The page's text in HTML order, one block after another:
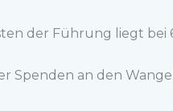
der Führung liegt bei
Spenden an den